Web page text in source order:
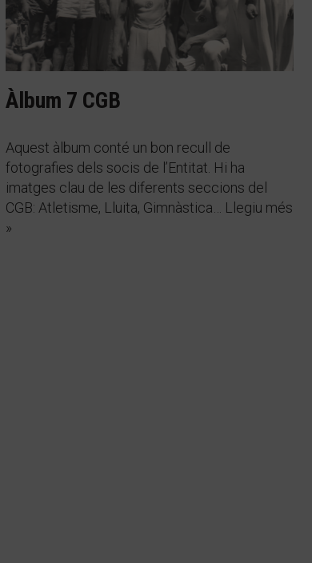
Àlbum 7 CGB
Aquest àlbum conté un bon recull de
fotografies dels socis de l’Entitat. Hi ha
imatges clau de les diferents seccions del
CGB: Atletisme, Lluita, Gimnàstica… Llegiu més
»